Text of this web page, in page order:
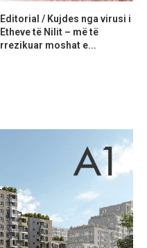
Editorial / Kujdes nga virusi i
Etheve të Nilit – më të
rrezikuar moshat e...